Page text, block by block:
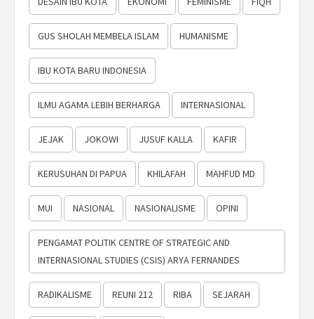
GUS SHOLAH MEMBELA ISLAM HUMANISME
IBU KOTA BARU INDONESIA
ILMU AGAMA LEBIH BERHARGA INTERNASIONAL
JEJAK JOKOWI JUSUF KALLA KAFIR
KERUSUHAN DI PAPUA KHILAFAH MAHFUD MD
MUI NASIONAL NASIONALISME OPINI
PENGAMAT POLITIK CENTRE OF STRATEGIC AND
INTERNASIONAL STUDIES (CSIS) ARYA FERNANDES
RADIKALISME REUNI 212 RIBA SEJARAH